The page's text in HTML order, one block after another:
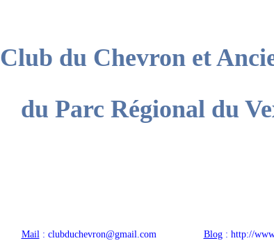
Club du Chevron et
du Parc Régional du
Mail : clubduchevron@gmail.com Blog: http://